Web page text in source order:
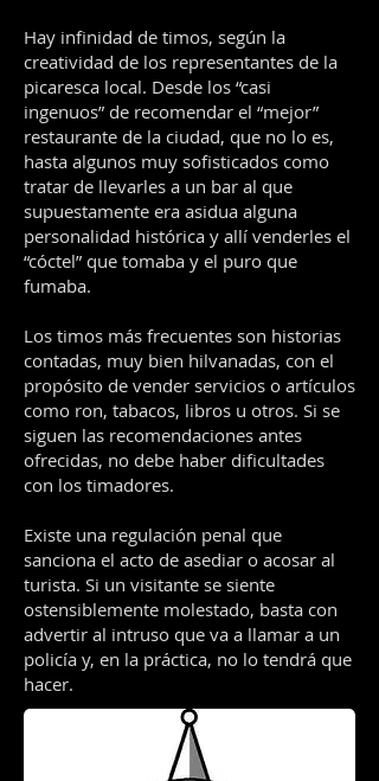
Hay infinidad de timos, según la
creatividad de los representantes de la
picaresca local. Desde los “casi
ingenuos” de recomendar el “mejor”
restaurante de la ciudad, que no lo es,
hasta algunos muy sofisticados como
tratar de llevarles a un bar al que
supuestamente era asidua alguna
personalidad histórica y allí venderles el
“cóctel” que tomaba y el puro que
fumaba.
Los timos más frecuentes son historias
contadas, muy bien hilvanadas, con el
propósito de vender servicios o artículos
como ron, tabacos, libros u otros. Si se
siguen las recomendaciones antes
ofrecidas, no debe haber dificultades
con los timadores.
Existe una regulación penal que
sanciona el acto de asediar o acosar al
turista. Si un visitante se siente
ostensiblemente molestado, basta con
advertir al intruso que va a llamar a un
policía y, en la práctica, no lo tendrá que
hacer.